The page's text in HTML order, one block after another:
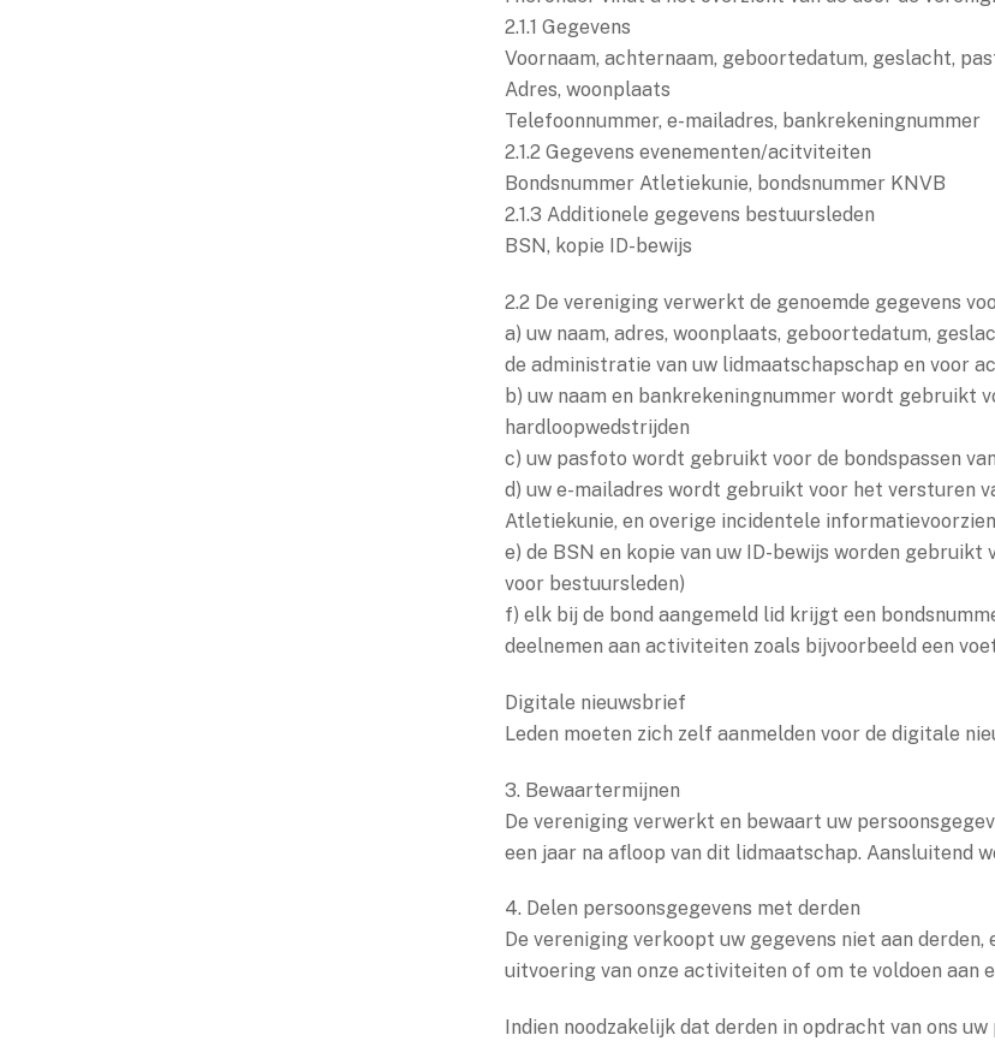
2.1.1 Gegevens
Voornaam, achternaam, geboortedatum, geslacht,
Adres, woonplaats
Telefoonnummer, e-mailadres, bankrekeningnummer
2.1.2 Gegevens evenementen/acitviteiten
Bondsnummer Atletiekunie, bondsnummer KNVB
2.1.3 Additionele gegevens bestuursleden
BSN, kopie ID-bewijs
2.2 De vereniging verwerkt de genoemde gegevens
a) uw naam, adres, woonplaats, geboortedatum,
de administratie van uw lidmaatschapschap en voor
b) uw naam en bankrekeningnummer wordt gebruikt
hardloopwedstrijden
c) uw pasfoto wordt gebruikt voor de bondspassen
d) uw e-mailadres wordt gebruikt voor het versturen
Atletiekunie, en overige incidentele
e) de BSN en kopie van uw ID-bewijs worden
voor bestuursleden)
f) elk bij de bond aangemeld lid krijgt een
deelnemen aan activiteiten zoals bijvoorbeeld een
Digitale nieuwsbrief
Leden moeten zich zelf aanmelden voor de digitale
3. Bewaartermijnen
De vereniging verwerkt en bewaart uw
een jaar na afloop van dit lidmaatschap. Aansluitend
4. Delen persoonsgegevens met derden
De vereniging verkoopt uw gegevens niet aan
uitvoering van onze activiteiten of om te voldoen aan
Indien noodzakelijk dat derden in opdracht van ons